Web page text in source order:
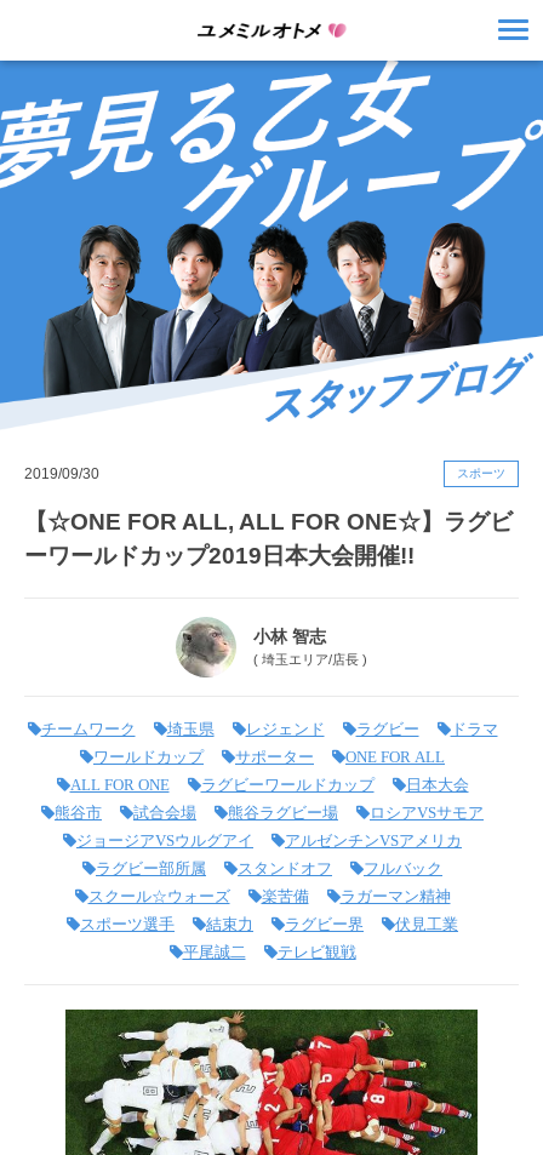
2019/09/30 スポーツ
【☆ONE FOR ALL, ALL FOR ONE☆】ラグビ
ーワールドカップ2019日本大会開催!!
小林 智志
( 埼玉エリア/店長 )
チームワーク 埼玉県 レジェンド ラグビー
ドラマ
ワールドカップ
サポーター
ONE FOR ALL
ALL FOR ONE
ラグビーワールドカップ
日本大会
熊谷市
試合会場 熊谷ラグビー場
ロシアVSサモア
ジョージアVSウルグアイ
アルゼンチンVSアメリカ
ラグビー部所属
スタンドオフ
フルバック
スクール☆ウォーズ
楽苦備
ラガーマン精神
スポーツ選手
結束力 ラグビー界
伏見工業
平尾誠二
テレビ観戦